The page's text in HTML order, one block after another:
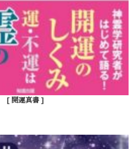
[ 開運真書 ]